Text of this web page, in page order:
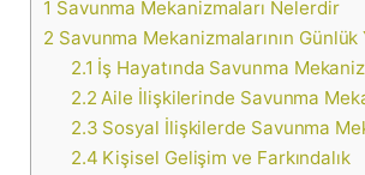
1 Savunma Mekanizmaları Nelerdir
2 Savunma Mekanizmalarının
2.1 İş Hayatında Savunma
2.2 Aile İlişkilerinde Savunma
2.3 Sosyal İlişkilerde Savunma
2.4 Kişisel Gelişim ve Farkındalık